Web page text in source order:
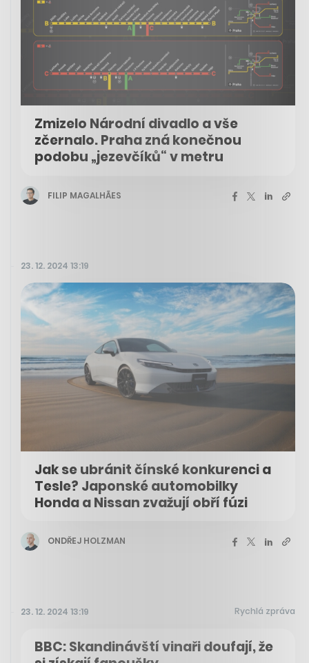
Zmizelo Národní divadlo a vše
zčernalo. Praha zná konečnou
podobu „jezevčíků“ v metru
FILIP MAGALHÃES
23. 12. 2024 13:19
Jak se ubránit čínské konkurenci a
Tesle? Japonské automobilky
Honda a Nissan zvažují obří fúzi
ONDŘEJ HOLZMAN
23. 12. 2024 13:19 Rychlá zpráva
BBC: Skandinávští vinaři doufají, že